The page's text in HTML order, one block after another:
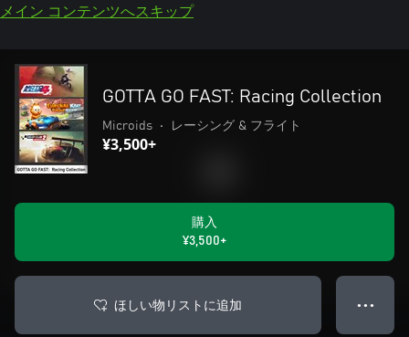
メイン コンテンツへスキップ
GOTTA GO FAST: Racing Collection
Microids • レーシング & フライト
¥3,500+
購入
¥3,500+
ほしい物リストに追加 ● ● ●